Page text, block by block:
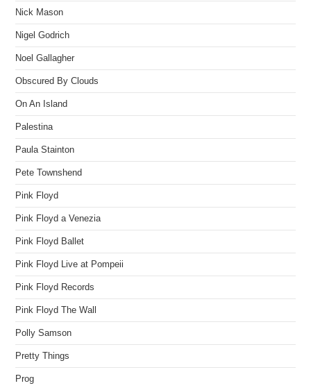
Nick Mason
Nigel Godrich
Noel Gallagher
Obscured By Clouds
On An Island
Palestina
Paula Stainton
Pete Townshend
Pink Floyd
Pink Floyd a Venezia
Pink Floyd Ballet
Pink Floyd Live at Pompeii
Pink Floyd Records
Pink Floyd The Wall
Polly Samson
Pretty Things
Prog